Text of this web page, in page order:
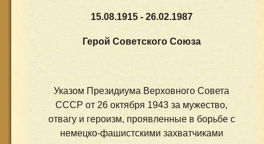
15.08.1915 - 26.02.1987
Герой Советского Союза
Указом Президиума Верховного Совета
СССР от 26 октября 1943 за мужество,
отвагу и героизм, проявленные в борьбе с
немецко-фашистскими захватчиками